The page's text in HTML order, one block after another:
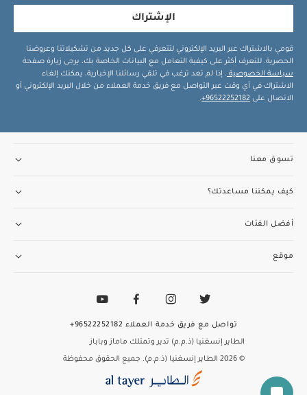
الإشتراك
قومي بالاشتراك عبر البريد الإلكتروني لتتعرفي على كل جديد من تشكيلاتنا وعروضنا
الحصرية. للتعرف أكثر على كيفية التعامل مع البيانات الخاصة بك، يرجى زيارة صفحة
سياسة الخصوصية . إذا لم تعد ترغب في تلقي رسائلنا الإخبارية، يمكنك إلغاء
الاشتراك في أي وقت عبر التواصل مع فريق خدمة العملاء من خلال البريد الإلكتروني أو
الاتصال على 96522252182+
.
تسوق معنا
كيف يمكننا مساعدتك؟
أفضل الفئات
موقع
الطاير إنسغنيا (ذ.م.م) تدير وتمتلك ماماز وباباز
© 2026 الطاير إنسغنيا (ذ.م.م). جميع الحقوق محفوظة
تواصل مع فريق خدمة العملاء 96522252182+